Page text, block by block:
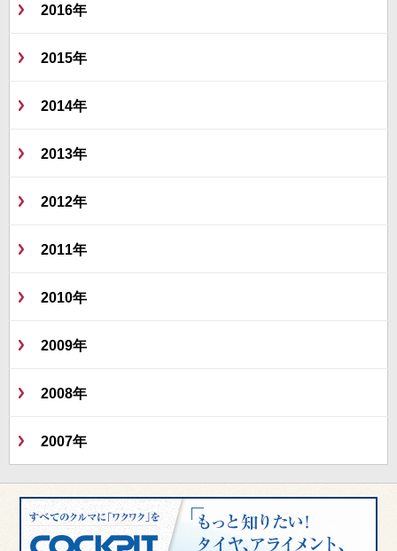
2016年
2015年
2014年
2013年
2012年
2011年
2010年
2009年
2008年
2007年